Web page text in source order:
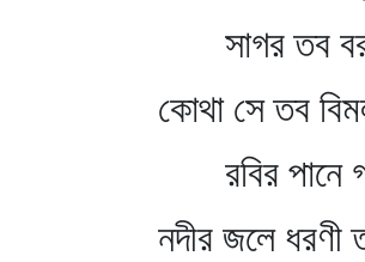
সাগর তব
কোথা সে তব
রবির পানে
নদীর জলে ধরণী